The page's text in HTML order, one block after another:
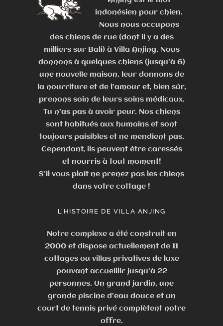
indonésien pour chien.
Nous nous occupons
des chiens de rue (dont il y a des
milliers sur Bali) à Villa Anjing. Nous
donnons à quelques chiens (jusqu’à 6)
une nouvelle maison, leur donnons de
la nourriture et de l’amour et, bien sûr,
prenons soin de leurs soins médicaux.
Tu n’as pas à avoir peur. Nos chiens
sont habitués aux humains et sont
toujours paisibles et ne mendient pas.
Cependant, ils peuvent être caressés
et nourris à tout moment!
S’il vous plaît ne prenez pas les chiens
dans votre cottage !
L’HISTOIRE DE VILLA ANJING
Notre complexe a été construit en
2000 et dispose actuellement de 11
cottages ou villas privatives de luxe
pouvant accueillir jusqu’à 22
personnes. Un grand jardin, une
grande piscine d’eau douce et un
court de tennis privé complètent notre
offre.